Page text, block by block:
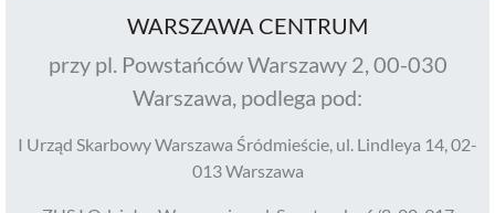
WARSZAWA CENTRUM
przy pl. Powstańców Warszawy 2, 00-030
Warszawa, podlega pod:
I Urząd Skarbowy Warszawa Śródmieście, ul. Lindleya 14, 02-
013 Warszawa